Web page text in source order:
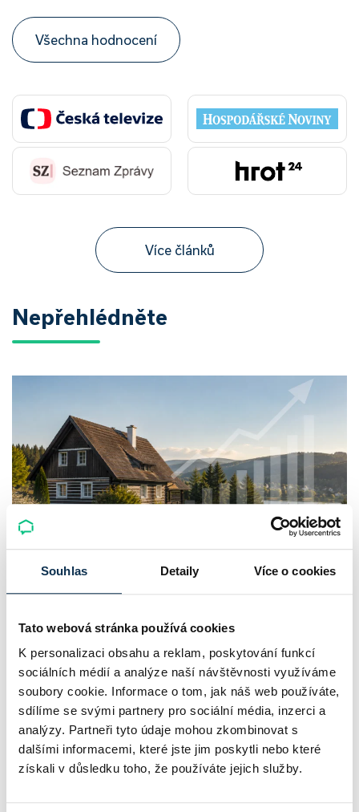
Souhlas Detaily Více o cookies
Tato webová stránka používá cookies
K personalizaci obsahu a reklam, poskytování funkcí
sociálních médií a analýze naší návštěvnosti využíváme
soubory cookie. Informace o tom, jak náš web používáte,
sdílíme se svými partnery pro sociální média, inzerci a
analýzy. Partneři tyto údaje mohou zkombinovat s
dalšími informacemi, které jste jim poskytli nebo které
získali v důsledku toho, že používáte jejich služby.
Všechna hodnocení
Více článků
Nepřehlédněte
Chaty a chalupy v ČR zdražují, nabídka
klesá a trh zrychluje
Český trh rekreačních nemovitostí letos ukazuje nečekanou
odolnost. Chaty a chalupy podle čerstvých dat za poslední
2 roky zdražily o 21,8 %, zároveň ale výrazně ubylo nabídek
a prodejní tempo…
Pavel Pohanka| aktualizováno: 04.08.2026